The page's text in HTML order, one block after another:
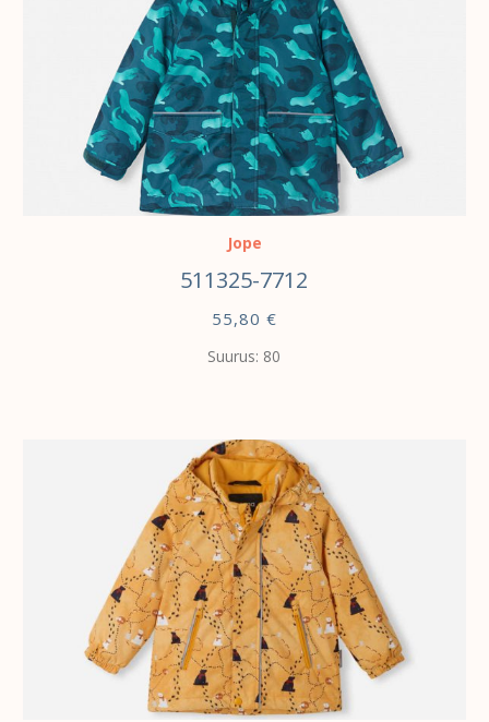
VALI
Jope
511325-7712
55,80 €
Suurus: 80
VALI